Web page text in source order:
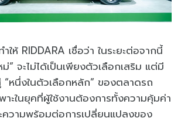
ให้ RIDDARA เชื่อว่า ในระยะต่อจากนี้
ม่” จะไม่ได้เป็นเพียงตัวเลือกเสริม แต่มี
หนึ่งในตัวเลือกหลัก” ของตลาดรถ
าะในยุคที่ผู้ใช้งานต้องการทั้งความคุ้มค่า
วามพร้อมต่อการเปลี่ยนแปลงของ